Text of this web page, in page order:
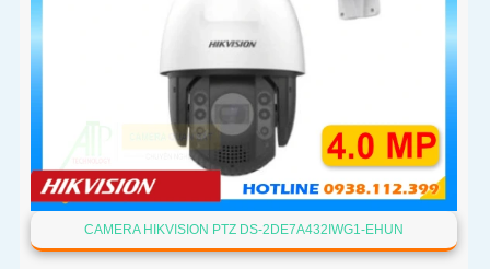
CAMERA HIKVISION PTZ DS-2DE7A432IWG1-EHUN